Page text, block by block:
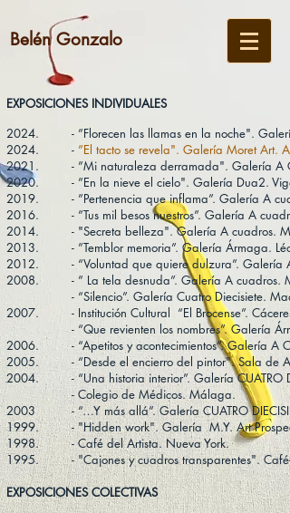
Belén Gonzalo
EXPOSICIONES INDIVIDUALES
2024.
- ”Florecen las llamas en la noche".
2024.
- ”El tacto se revela". Galería Moret Art. A
2021.
- ”Mi naturaleza derramada". Galería A
2020.
- ”En la nieve el cielo". Galería Dua2. Vigo.
2019.
- ”Pertenencia que inflama”. Galería A
2016. - ”Tus mil besos nuestros”. Galería A
2014. - "Secreta belleza". Galería A cuadros.
2013. - ”Temblor memoria”. Galería Ármaga.
2012. - “Voluntad que quiere dulzura”. Galería A
2008. - ” La tela desnuda”. Galería A cuadros.
- “Silencio”. Galería Cuatro Diecisiete.
2007. - Institución Cultural “El Brocense”. Cáceres.
- “Que revienten los nombres”. Galería
2006. - “Apetitos y acontecimientos”. Galería A
2005. - “Desde el encierro del pintor". Sala de
2004. - “Una historia interior”. Galería CUATRO
- Colegio de Médicos. Málaga.
2003 - “…Y más allá”. Galería CUATRO
1999. - "Hidden work". Galería M.Y. Art
1998. - Café del Artista. Nueva York.
1995. - "Cajones y cuadros transparentes". Café-
EXPOSICIONES COLECTIVAS